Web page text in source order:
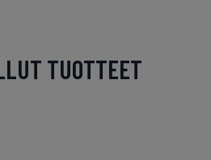
TUOTTEET